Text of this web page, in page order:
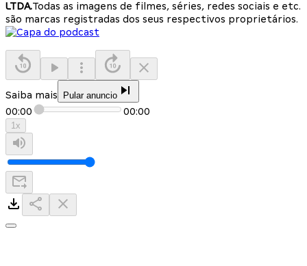
LTDA.Todas as imagens de filmes, séries, redes sociais e etc.
são marcas registradas dos seus respectivos proprietários.
Saiba mais Pular anuncio
00:00 00:00
1x